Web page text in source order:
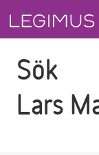
Sök
Lars